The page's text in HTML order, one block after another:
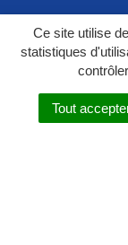
Ce site utilise
statistiques
Tout
MENU